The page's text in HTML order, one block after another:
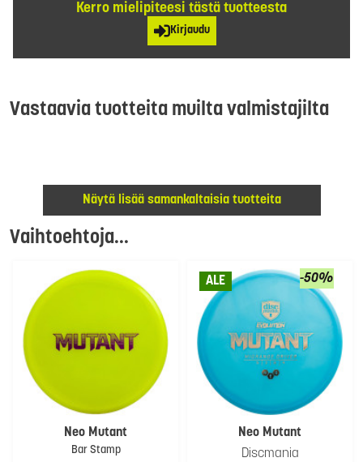
Kerro mielipiteesi tästä tuotteesta
Kirjaudu
Vastaavia tuotteita muilta valmistajilta
Näytä lisää samankaltaisia tuotteita
Vaihtoehtoja...
Neo Mutant
Bar Stamp
ALE -50%
Neo Mutant
Discmania